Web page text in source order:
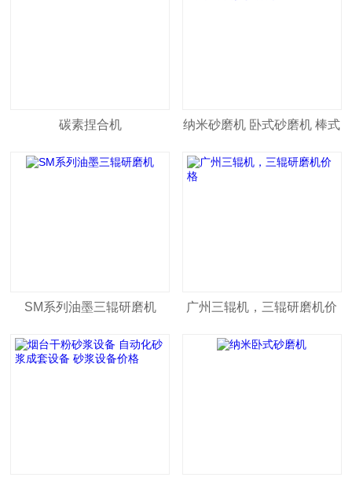
碳素捏合机 纳米砂磨机 卧式砂磨机 棒式
卧式锥形砂磨机
SM系列油墨三辊研磨机 广州三辊机，三辊研磨机价
格